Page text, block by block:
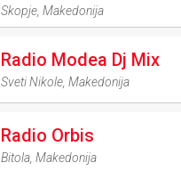
Skopje ,Makedonija
Radio Modea Dj Mix
Sveti Nikole ,Makedonija
Radio Orbis
Bitola ,Makedonija